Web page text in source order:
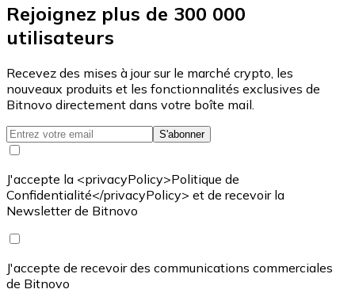
Rejoignez plus de 300 000
utilisateurs
Recevez des mises à jour sur le marché crypto, les
nouveaux produits et les fonctionnalités exclusives de
Bitnovo directement dans votre boîte mail.
S'abonner
J'accepte la <privacyPolicy>Politique de
Confidentialité</privacyPolicy> et de recevoir la
Newsletter de Bitnovo
J'accepte de recevoir des communications commerciales
de Bitnovo